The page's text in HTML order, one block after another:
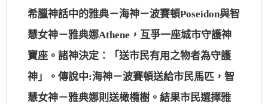
希臘神話中的雅典－海神－波賽頓Poseidon與智
慧女神－雅典娜Athene，互爭一座城市守護神
寶座。諸神決定：「送市民有用之物者為守護
神」。傳說中:海神－波賽頓送給市民馬匹，智
慧女神－雅典娜則送橄欖樹。結果市民選擇雅